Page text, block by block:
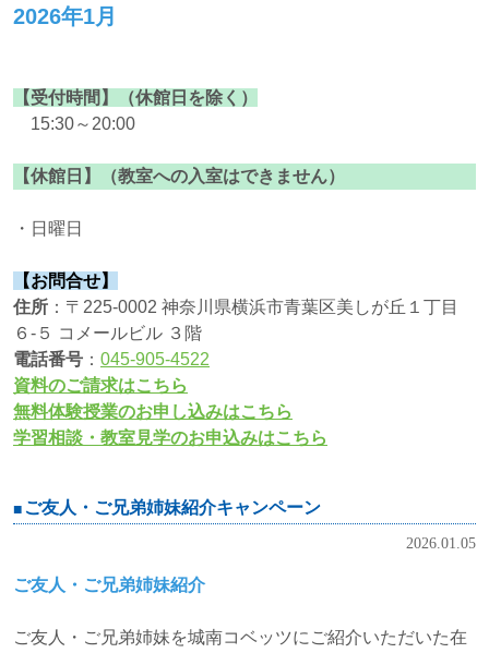
2026年1月
【受付時間】（休館日を除く）
15:30～20:00
【休館日】（教室への入室はできません）
・日曜日
【お問合せ】
住所 ：〒225-0002 神奈川県横浜市青葉区美しが丘１丁目
６-５ コメールビル ３階
電話番号 ： 045-905-4522
資料のご請求はこちら
無料体験授業のお申し込みはこちら
学習相談・教室見学のお申込みはこちら
ご友人・ご兄弟姉妹紹介キャンペーン
2026.01.05
ご友人・ご兄弟姉妹紹介
ご友人・ご兄弟姉妹を城南コベッツにご紹介いただいた在